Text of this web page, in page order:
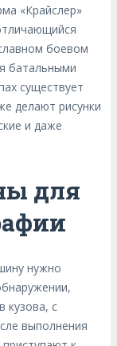
«Крайслер»
боевом
батальными
существует
делают рисунки
и даже
для
нужно
кузова, с
выполнения